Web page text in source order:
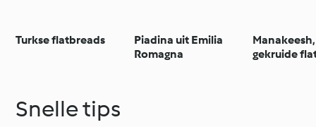
Turkse flatbreads
Piadina uit Emilia
Romagna
gekruide
Snelle tips